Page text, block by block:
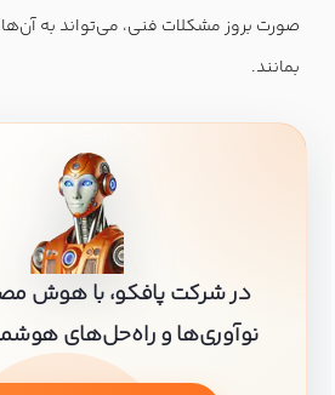
صورت بروز مشکلات فنی، می‌تواند به
بمانند.
در شرکت پافکو، با هوش
نوآوری‌ها و راه‌حل‌های